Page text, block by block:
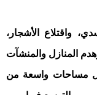
واقتلاع الأشجار،
المنازل والمنشآت
مساحات واسعة من